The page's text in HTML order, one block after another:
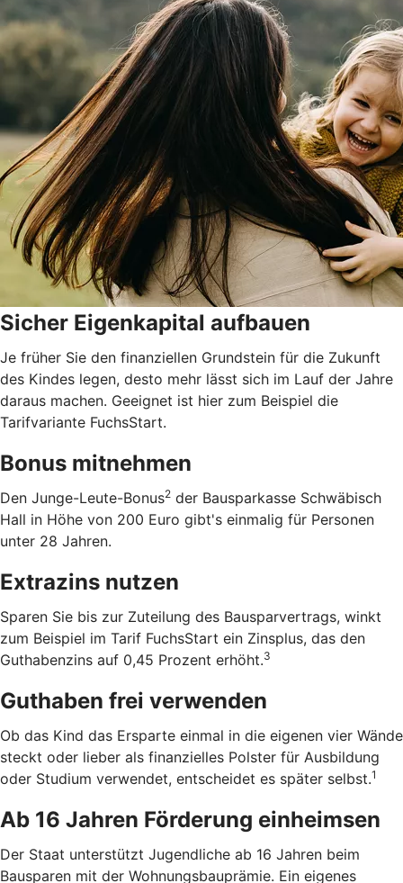
Sicher Eigenkapital aufbauen
Je früher Sie den finanziellen Grundstein für die Zukunft
des Kindes legen, desto mehr lässt sich im Lauf der Jahre
daraus machen. Geeignet ist hier zum Beispiel die
Tarifvariante FuchsStart.
Bonus mitnehmen
Den Junge-Leute-Bonus2 der Bausparkasse Schwäbisch
Hall in Höhe von 200 Euro gibt's einmalig für Personen
unter 28 Jahren.
Extrazins nutzen
Sparen Sie bis zur Zuteilung des Bausparvertrags, winkt
zum Beispiel im Tarif FuchsStart ein Zinsplus, das den
Guthabenzins auf 0,45 Prozent erhöht.3
Guthaben frei verwenden
Ob das Kind das Ersparte einmal in die eigenen vier Wände
steckt oder lieber als finanzielles Polster für Ausbildung
oder Studium verwendet, entscheidet es später selbst.1
Ab 16 Jahren Förderung einheimsen
Der Staat unterstützt Jugendliche ab 16 Jahren beim
Bausparen mit der Wohnungsbauprämie. Ein eigenes